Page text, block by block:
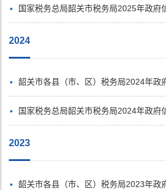
国家税务总局韶关市税务局2025年政府信息公开工作
2024
韶关市各县（市、区）税务局2024年政府信息公开年度报告
国家税务总局韶关市税务局2024年政府信息公开工作
2023
韶关市各县（市、区）税务局2023年政府信息公开年度报告